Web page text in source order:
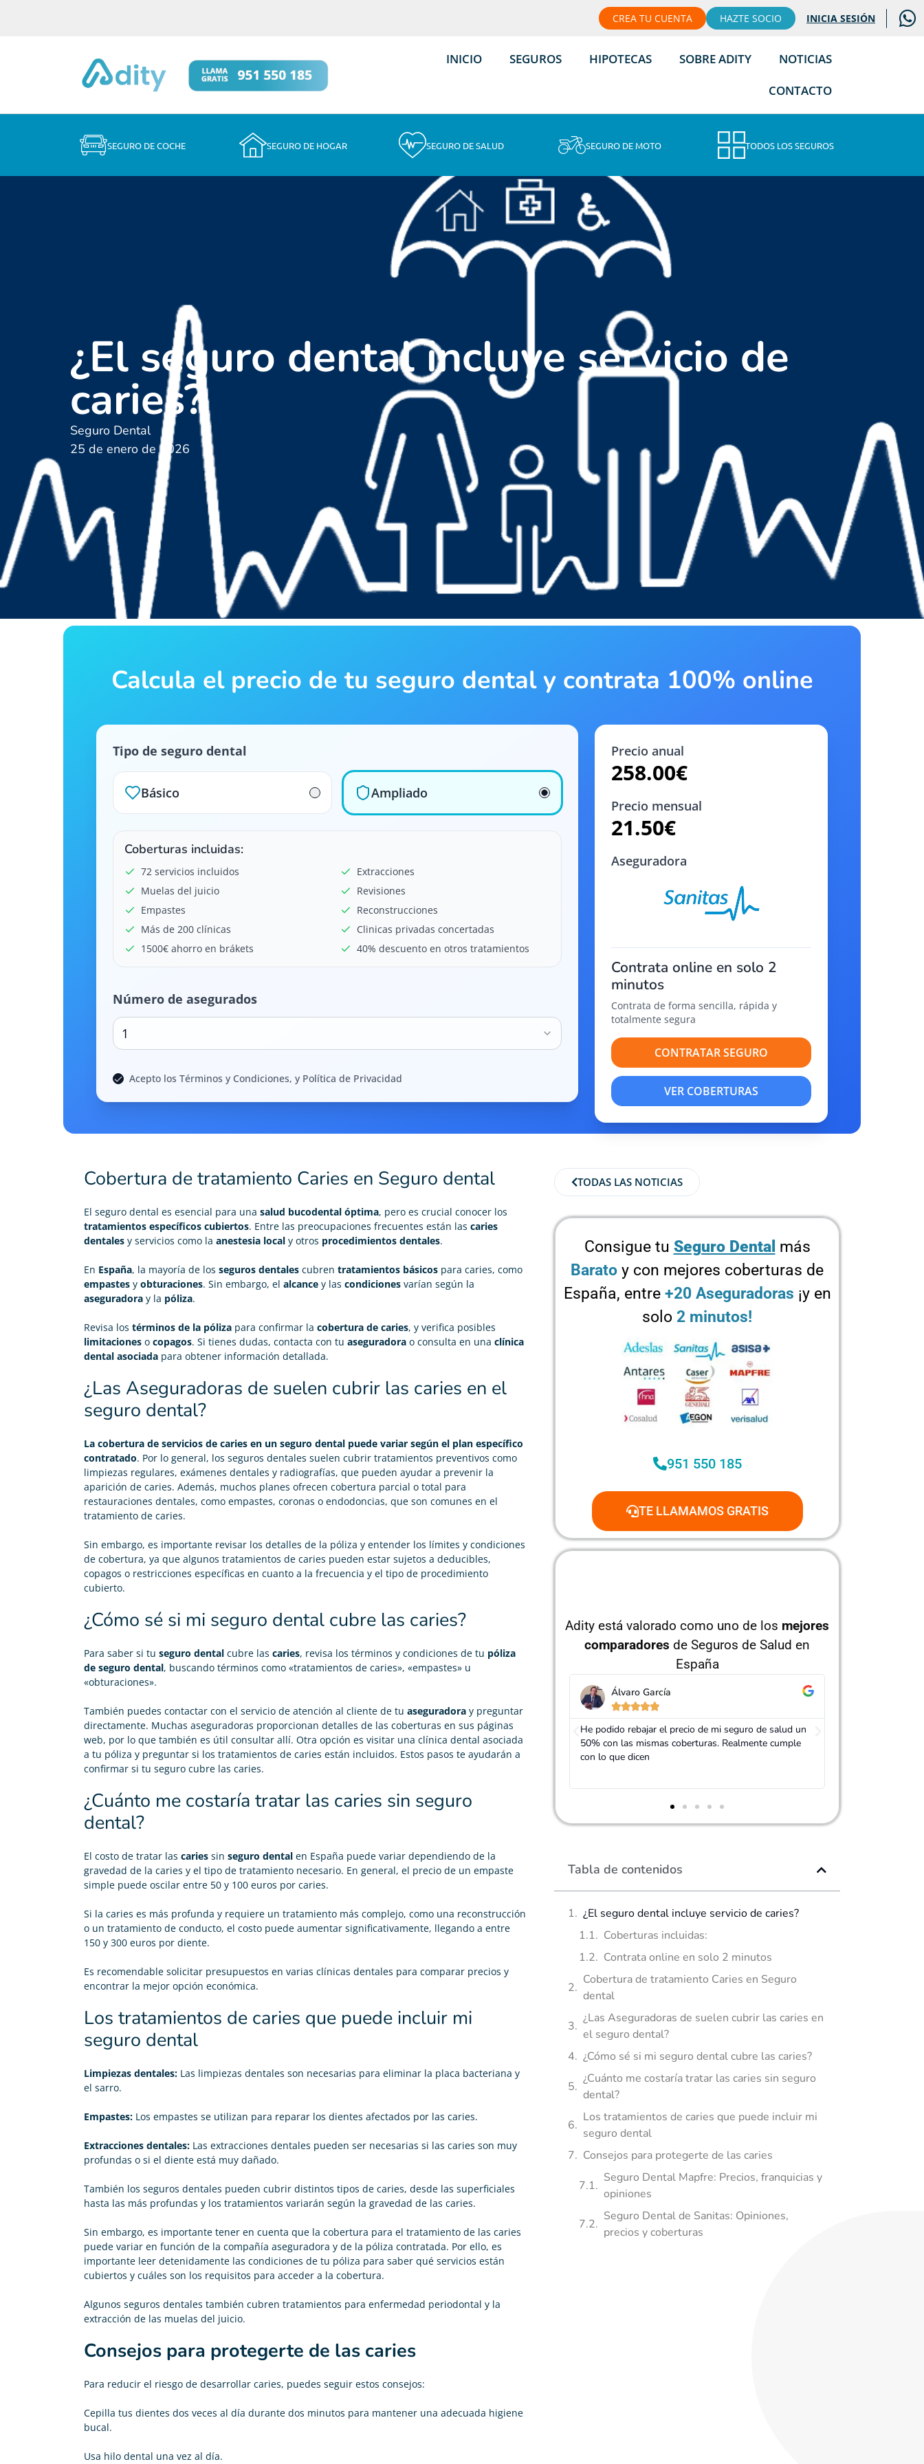
CREA TU CUENTA HAZTE SOCIO INICIA SESIÓN
INICIO SEGUROS HIPOTECAS SOBRE ADITY
NOTICIAS
CONTACTO
SEGURO DE COCHE SEGURO DE HOGAR SEGURO DE SALUD SEGURO DE MOTO TODOS LOS SEGUROS
¿El seguro dental incluye servicio de
caries?
Seguro Dental
25 de enero de 2026
Calcula el precio de tu seguro dental y contrata 100% online
Tipo de seguro dental
Básico Ampliado
Coberturas incluidas:
72 servicios incluidos
Extracciones
Muelas del juicio
Revisiones
Empastes
Reconstrucciones
Más de 200 clínicas
Clinicas privadas concertadas
1500€ ahorro en brákets
40% descuento en otros tratamientos
Número de asegurados
1
Acepto los Términos y Condiciones, y Política de Privacidad
Precio anual
258.00€
Precio mensual
21.50€
Aseguradora
Contrata online en solo 2
minutos
Contrata de forma sencilla, rápida y
totalmente segura
CONTRATAR SEGURO
VER COBERTURAS
Cobertura de tratamiento Caries en Seguro dental
El seguro dental es esencial para una salud bucodental óptima, pero es crucial conocer los
tratamientos específicos cubiertos. Entre las preocupaciones frecuentes están las caries
dentales y servicios como la anestesia local y otros procedimientos dentales.
En España, la mayoría de los seguros dentales cubren tratamientos básicos para caries, como
empastes y obturaciones. Sin embargo, el alcance y las condiciones varían según la
aseguradora y la póliza.
Revisa los términos de la póliza para confirmar la cobertura de caries, y verifica posibles
limitaciones o copagos. Si tienes dudas, contacta con tu aseguradora o consulta en una clínica
dental asociada para obtener información detallada.
¿Las Aseguradoras de suelen cubrir las caries en el
seguro dental?
La cobertura de servicios de caries en un seguro dental puede variar según el plan específico
contratado. Por lo general, los seguros dentales suelen cubrir tratamientos preventivos como
limpiezas regulares, exámenes dentales y radiografías, que pueden ayudar a prevenir la
aparición de caries. Además, muchos planes ofrecen cobertura parcial o total para
restauraciones dentales, como empastes, coronas o endodoncias, que son comunes en el
tratamiento de caries.
Sin embargo, es importante revisar los detalles de la póliza y entender los límites y condiciones
de cobertura, ya que algunos tratamientos de caries pueden estar sujetos a deducibles,
copagos o restricciones específicas en cuanto a la frecuencia y el tipo de procedimiento
cubierto.
¿Cómo sé si mi seguro dental cubre las caries?
Para saber si tu seguro dental cubre las caries, revisa los términos y condiciones de tu póliza
de seguro dental, buscando términos como «tratamientos de caries», «empastes» u
«obturaciones».
También puedes contactar con el servicio de atención al cliente de tu aseguradora y preguntar
directamente. Muchas aseguradoras proporcionan detalles de las coberturas en sus páginas
web, por lo que también es útil consultar allí. Otra opción es visitar una clínica dental asociada
a tu póliza y preguntar si los tratamientos de caries están incluidos. Estos pasos te ayudarán a
confirmar si tu seguro cubre las caries.
¿Cuánto me costaría tratar las caries sin seguro
dental?
El costo de tratar las caries sin seguro dental en España puede variar dependiendo de la
gravedad de la caries y el tipo de tratamiento necesario. En general, el precio de un empaste
simple puede oscilar entre 50 y 100 euros por caries.
Si la caries es más profunda y requiere un tratamiento más complejo, como una reconstrucción
o un tratamiento de conducto, el costo puede aumentar significativamente, llegando a entre
150 y 300 euros por diente.
Es recomendable solicitar presupuestos en varias clínicas dentales para comparar precios y
encontrar la mejor opción económica.
Los tratamientos de caries que puede incluir mi
seguro dental
Limpiezas dentales: Las limpiezas dentales son necesarias para eliminar la placa bacteriana y
el sarro.
Empastes: Los empastes se utilizan para reparar los dientes afectados por las caries.
Extracciones dentales: Las extracciones dentales pueden ser necesarias si las caries son muy
profundas o si el diente está muy dañado.
También los seguros dentales pueden cubrir distintos tipos de caries, desde las superficiales
hasta las más profundas y los tratamientos variarán según la gravedad de las caries.
Sin embargo, es importante tener en cuenta que la cobertura para el tratamiento de las caries
puede variar en función de la compañía aseguradora y de la póliza contratada. Por ello, es
importante leer detenidamente las condiciones de tu póliza para saber qué servicios están
cubiertos y cuáles son los requisitos para acceder a la cobertura.
Algunos seguros dentales también cubren tratamientos para enfermedad periodontal y la
extracción de las muelas del juicio.
Consejos para protegerte de las caries
Para reducir el riesgo de desarrollar caries, puedes seguir estos consejos:
Cepilla tus dientes dos veces al día durante dos minutos para mantener una adecuada higiene
bucal.
Usa hilo dental una vez al día.
TODAS LAS NOTICIAS
Consigue tu Seguro Dental más
Barato y con mejores coberturas de
España, entre +20 Aseguradoras ¡y en
solo 2 minutos!
951 550 185
TE LLAMAMOS GRATIS
Adity está valorado como uno de los mejores
comparadores de Seguros de Salud en
España
  
Gracias Adity por ayudarme a conseguir mi seguro de
salud. Sobre todo a Jaime, el agente que me atendió,
fue muy agradable y atento.
   
He podido rebajar el precio de mi seguro de salud un
50% con las mismas coberturas. Realmente cumple
con lo que dicen
Isabel Ruíz

El agente de Adity me ofreció varios presupuestos de
diferentes Aseguradoras y se dejó la piel para que
encontrase un seguro de salud que me convenciera.
Tabla de contenidos
¿El seguro dental incluye servicio de caries?
Coberturas incluidas:
Contrata online en solo 2 minutos
Cobertura de tratamiento Caries en Seguro
dental
¿Las Aseguradoras de suelen cubrir las caries en
el seguro dental?
¿Cómo sé si mi seguro dental cubre las caries?
¿Cuánto me costaría tratar las caries sin seguro
dental?
Los tratamientos de caries que puede incluir mi
seguro dental
Consejos para protegerte de las caries
Seguro Dental Mapfre: Precios, franquicias y
opiniones
Seguro Dental de Sanitas: Opiniones,
precios y coberturas